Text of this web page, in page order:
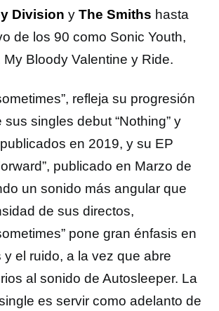
Division y The Smiths hasta
de los 90 como Sonic Youth,
My Bloody Valentine y Ride.
refleja su progresión
singles debut “Nothing” y
publicados en 2019, y su EP
publicado en Marzo de
un sonido más angular que
de sus directos,
pone gran énfasis en
y el ruido, a la vez que abre
al sonido de Autosleeper. La
es servir como adelanto de